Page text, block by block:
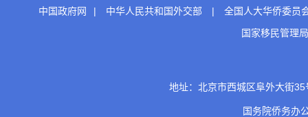
中国政府网 | 中华人民共和国外交部 |
全国人大华侨委员
国家移民管理局
地址：北京市西城区阜外大街
国务院侨务